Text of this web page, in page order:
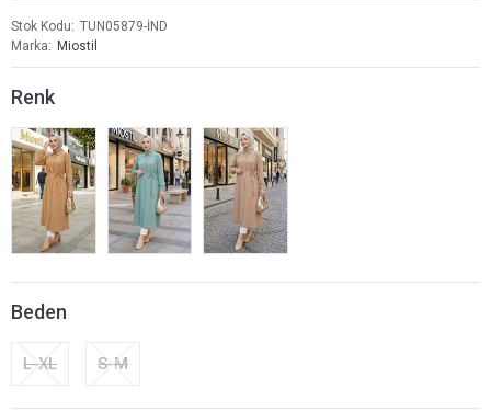
Stok Kodu
TUN05879-İND
Marka
Miostil
Renk
Beden
L-XL S-M